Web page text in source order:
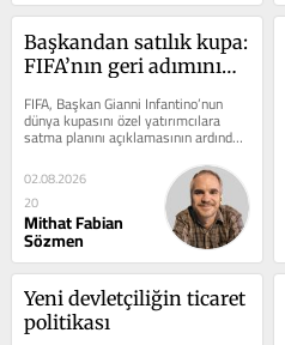
Başkandan satılık kupa:
FIFA’nın geri adımının
FIFA, Başkan Gianni Infantino’nun
dünya kupasını özel yatırımcılara
satma planını açıklamasının ardından
fırtınalı bir hafta...
02.08.2026
20
Mithat Fabian
Sözmen
Yeni devletçiliğin ticaret
politikası